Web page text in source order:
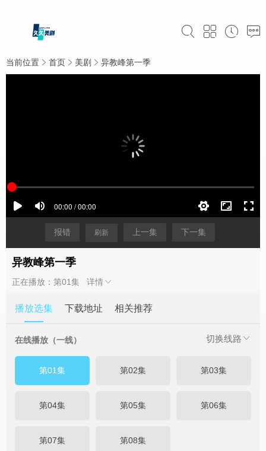
当前位置 首页 美剧 异教峰第一季
报错 刷新 上一集 下一集
异教峰第一季
正在播放：第01集 详情
播放选集 下载地址 相关推荐
切换线路
在线播放（一线）
第01集 第02集 第03集
第04集 第05集 第06集
第07集 第08集